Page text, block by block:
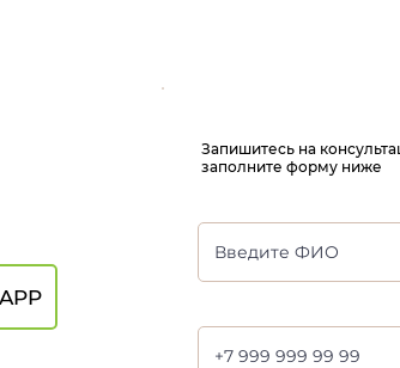
Запишитесь на
заполните форму ниже